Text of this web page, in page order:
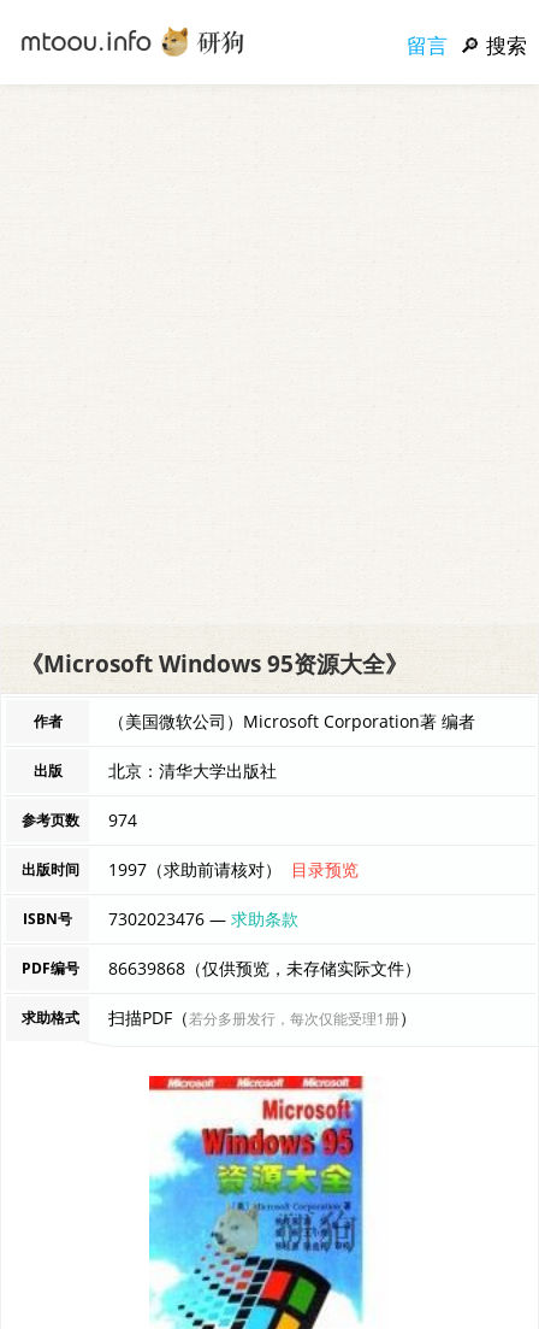
留言 搜索
《Microsoft Windows 95资源大全》
作者 （美国微软公司）Microsoft Corporation著 编者
出版 北京：清华大学出版社
参考页数 974
出版时间 1997（求助前请核对） 目录预览
ISBN号 7302023476 —求助条款
PDF编号 86639868（仅供预览，未存储实际文件）
求助格式 扫描PDF（若分多册发行，每次仅能受理1册）